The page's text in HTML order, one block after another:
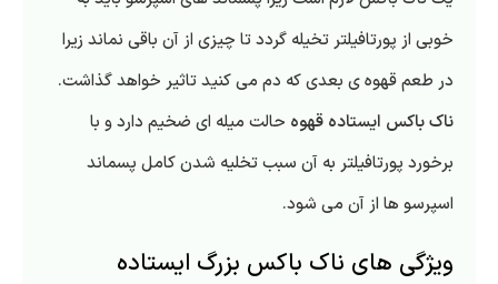
خوبی از پورتافیلتر تخیله گردد تا چیزی از آن باقی نماند زیرا
در طعم قهوه ی بعدی که دم می کنید تاثیر خواهد گذاشت.
ناک باکس ایستاده قهوه حالت میله ای ضخیم دارد و با
برخورد پورتافیلتر به آن سبب تخلیه شدن کامل پسماند
اسپرسو ها از آن می شود.
ویژگی های ناک باکس بزرگ ایستاده